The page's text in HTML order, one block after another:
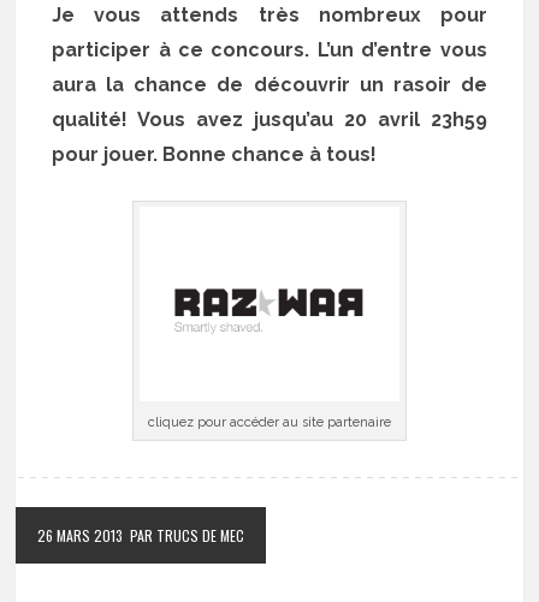
Je vous attends très nombreux pour
participer à ce concours. L’un d’entre vous
aura la chance de découvrir un rasoir de
qualité! Vous avez jusqu’au 20 avril 23h59
pour jouer. Bonne chance à tous!
cliquez pour accéder au site partenaire
26 MARS 2013 PAR TRUCS DE MEC